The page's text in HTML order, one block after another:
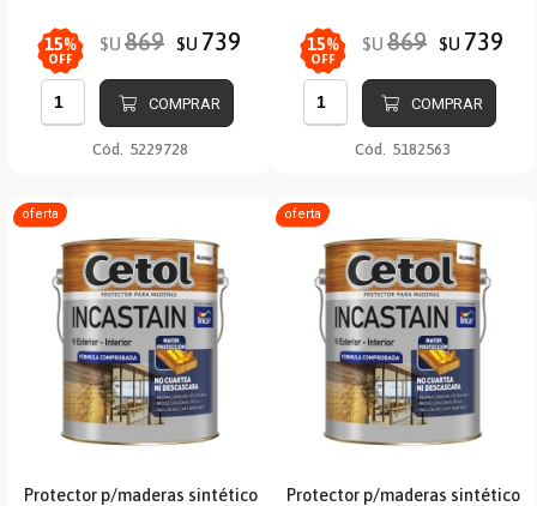
15%
OFF
$U 869 $U 739
COMPRAR
Cód. 5229728
15%
OFF
$U 869 $U 739
COMPRAR
Cód. 5182563
oferta
Protector p/maderas sintético
oferta
Protector p/maderas sintético